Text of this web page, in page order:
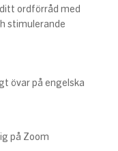
ordförråd med
stimulerande
övar på engelska
på Zoom